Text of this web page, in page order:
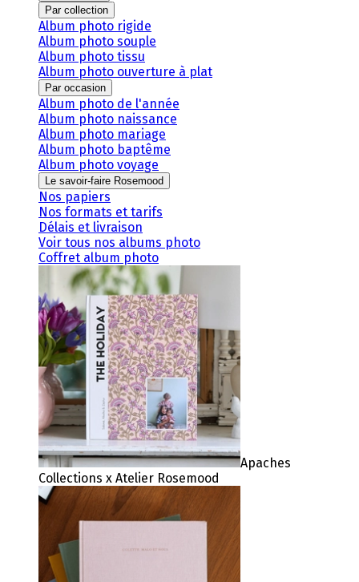
Par collection
Album photo rigide
Album photo souple
Album photo tissu
Album photo ouverture à plat
Par occasion
Album photo de l'année
Album photo naissance
Album photo mariage
Album photo baptême
Album photo voyage
Le savoir-faire Rosemood
Nos papiers
Nos formats et tarifs
Délais et livraison
Voir tous nos albums photo
Coffret album photo
Apaches
Collections x Atelier Rosemood